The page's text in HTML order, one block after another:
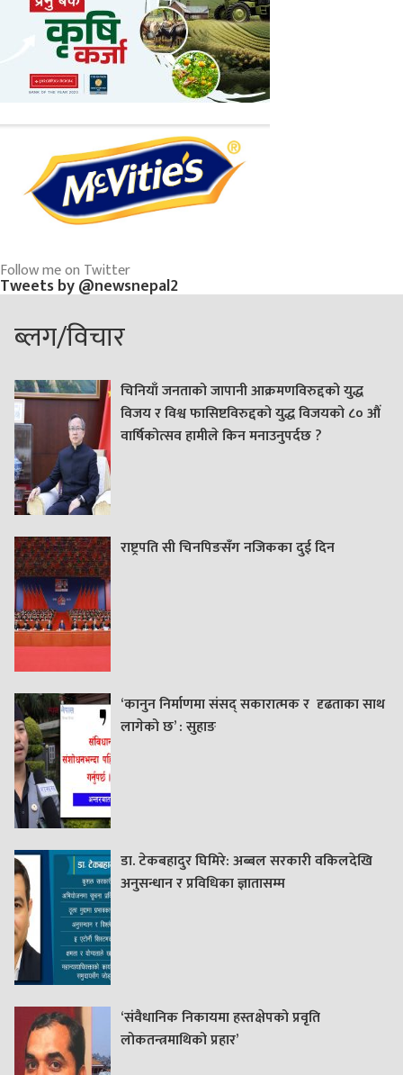
Follow me on Twitter
Tweets by @newsnepal2
ब्लग/विचार
चिनियाँ जनताको जापानी आक्रमणविरुद्दको युद्ध
विजय र विश्व फासिष्टविरुद्दको युद्ध विजयको ८० औं
वार्षिकोत्सव हामीले किन मनाउनुपर्दछ ?
राष्ट्रपति सी चिनपिङसँग नजिकका दुई दिन
‘कानुन निर्माणमा संसद् सकारात्मक र दृढताका साथ
लागेको छ’ : सुहाङ
डा. टेकबहादुर घिमिरे: अब्बल सरकारी वकिलदेखि
अनुसन्धान र प्रविधिका ज्ञातासम्म
‘संवैधानिक निकायमा हस्तक्षेपको प्रवृति
लोकतन्त्रमाथिको प्रहार’